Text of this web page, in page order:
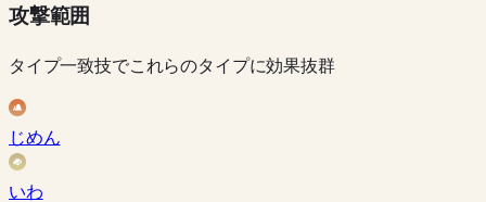
攻撃範囲
タイプ一致技でこれらのタイプに効果抜群
じめん
いわ